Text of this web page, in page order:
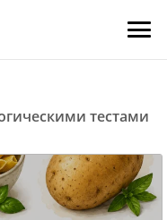
тестами